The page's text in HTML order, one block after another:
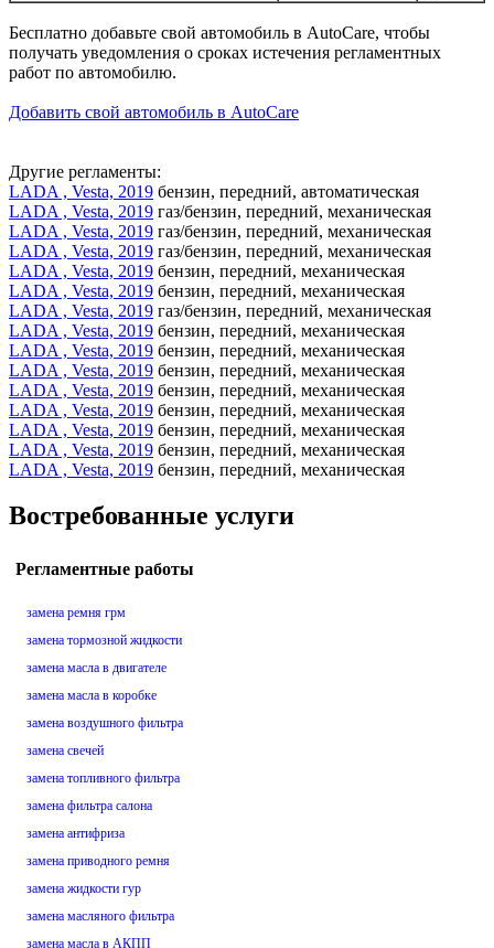
Бесплатно добавьте свой автомобиль в AutoCare, чтобы
получать уведомления о сроках истечения регламентных
работ по автомобилю.
Добавить свой автомобиль в AutoCare
Другие регламенты:
LADA , Vesta, 2019 бензин, передний, автоматическая
LADA , Vesta, 2019 газ/бензин, передний, механическая
LADA , Vesta, 2019 газ/бензин, передний, механическая
LADA , Vesta, 2019 газ/бензин, передний, механическая
LADA , Vesta, 2019 бензин, передний, механическая
LADA , Vesta, 2019 бензин, передний, механическая
LADA , Vesta, 2019 газ/бензин, передний, механическая
LADA , Vesta, 2019 бензин, передний, механическая
LADA , Vesta, 2019 бензин, передний, механическая
LADA , Vesta, 2019 бензин, передний, механическая
LADA , Vesta, 2019 бензин, передний, механическая
LADA , Vesta, 2019 бензин, передний, механическая
LADA , Vesta, 2019 бензин, передний, механическая
LADA , Vesta, 2019 бензин, передний, механическая
LADA , Vesta, 2019 бензин, передний, механическая
Востребованные услуги
Регламентные работы
замена ремня грм
замена тормозной жидкости
замена масла в двигателе
замена масла в коробке
замена воздушного фильтра
замена свечей
замена топливного фильтра
замена фильтра салона
замена антифриза
замена приводного ремня
замена жидкости гур
замена масляного фильтра
замена масла в АКПП